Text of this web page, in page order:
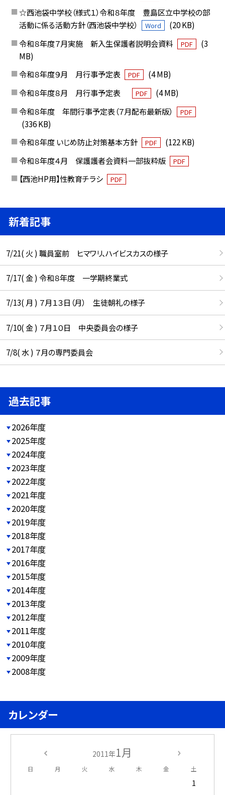
☆西池袋中学校（様式１）令和８年度 豊島区立中学校の部
活動に係る活動方針（西池袋中学校）
Word
(20 KB)
令和８年度７月実施 新入生保護者説明会資料
PDF
(3
MB)
令和８年度９月 月行事予定表
PDF
(4 MB)
令和８年度８月 月行事予定表
PDF
(4 MB)
令和８年度 年間行事予定表（７月配布最新版）
PDF
(336 KB)
令和８年度 いじめ防止対策基本方針
PDF
(122 KB)
令和８年度４月 保護護者会資料一部抜粋版
PDF
【西池HP用】性教育チラシ PDF
新着記事
7/21( 火 ) 職員室前 ヒマワリ、ハイビスカスの様子
7/17( 金 ) 令和８年度 一学期終業式
7/13( 月 ) ７月１３日（月） 生徒朝礼の様子
7/10( 金 ) ７月１０日 中央委員会の様子
7/8( 水 ) ７月の専門委員会
過去記事
2026年度
2025年度
2024年度
2023年度
2022年度
2021年度
2020年度
2019年度
2018年度
2017年度
2016年度
2015年度
2014年度
2013年度
2012年度
2011年度
2010年度
2009年度
2008年度
カレンダー
2011年1月
日 月 火 水 木 金 土
1